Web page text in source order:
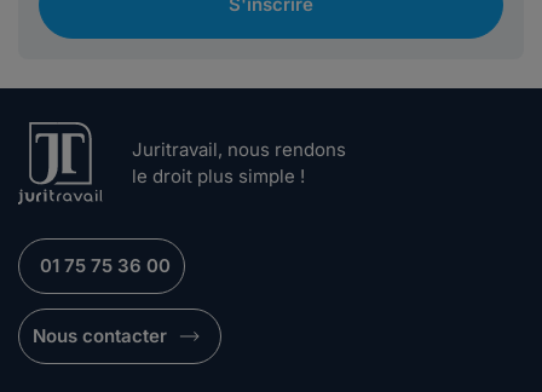
S'inscrire
Juritravail, nous rendons
le droit plus simple !
01 75 75 36 00
Nous contacter